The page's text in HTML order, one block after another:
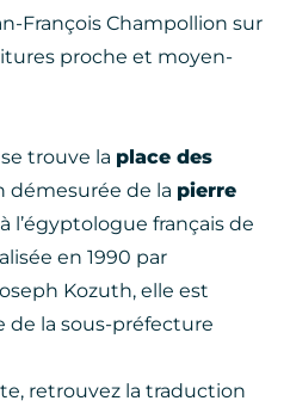
François Champollion sur
proche et moyen-
trouve la place des
démesurée de la pierre
l’égyptologue français de
en 1990 par
Kozuth, elle est
de la sous-préfecture
retrouvez la traduction